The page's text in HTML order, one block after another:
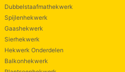
Dubbelstaafmathekwerk
Spijlenhekwerk
Gaashekwerk
Sierhekwerk
Hekwerk Onderdelen
Balkonhekwerk